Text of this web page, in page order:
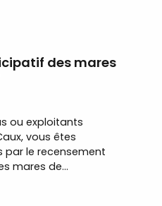
des mares
ou exploitants
vous êtes
par le recensement
mares de...